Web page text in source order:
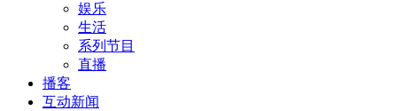
娱乐
生活
系列节目
直播
播客
互动新闻